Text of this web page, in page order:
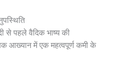
से पहले वैदिक भाष्य की
आख्यान में एक महत्वपूर्ण कमी के